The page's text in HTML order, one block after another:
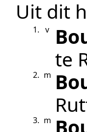
Uit dit
1. v
te
2. m
3. m